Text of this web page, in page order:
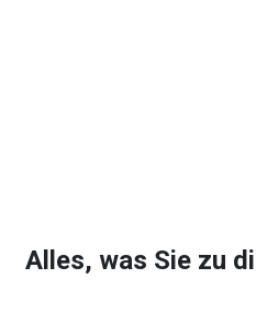
Alles, was Sie zu